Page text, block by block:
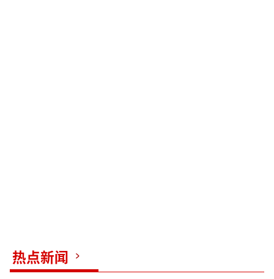
热点新闻